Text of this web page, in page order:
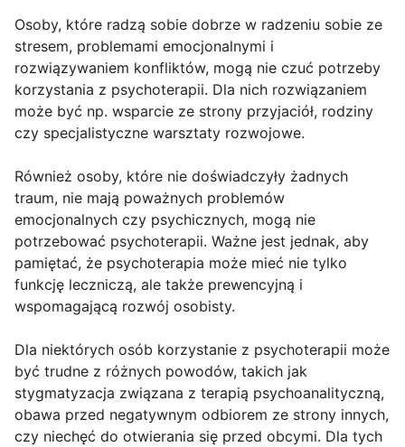
Osoby, które radzą sobie dobrze w radzeniu sobie ze
stresem, problemami emocjonalnymi i
rozwiązywaniem konfliktów, mogą nie czuć potrzeby
korzystania z psychoterapii. Dla nich rozwiązaniem
może być np. wsparcie ze strony przyjaciół, rodziny
czy specjalistyczne warsztaty rozwojowe.
Również osoby, które nie doświadczyły żadnych
traum, nie mają poważnych problemów
emocjonalnych czy psychicznych, mogą nie
potrzebować psychoterapii. Ważne jest jednak, aby
pamiętać, że psychoterapia może mieć nie tylko
funkcję leczniczą, ale także prewencyjną i
wspomagającą rozwój osobisty.
Dla niektórych osób korzystanie z psychoterapii może
być trudne z różnych powodów, takich jak
stygmatyzacja związana z terapią psychoanalityczną,
obawa przed negatywnym odbiorem ze strony innych,
czy niechęć do otwierania się przed obcymi. Dla tych